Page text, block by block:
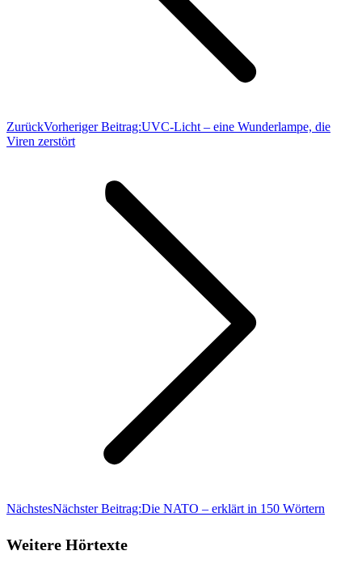
ZurückVorheriger Beitrag:UVC-Licht – eine Wunderlampe, die
Viren zerstört
NächstesNächster Beitrag:Die NATO – erklärt in 150 Wörtern
Weitere Hörtexte